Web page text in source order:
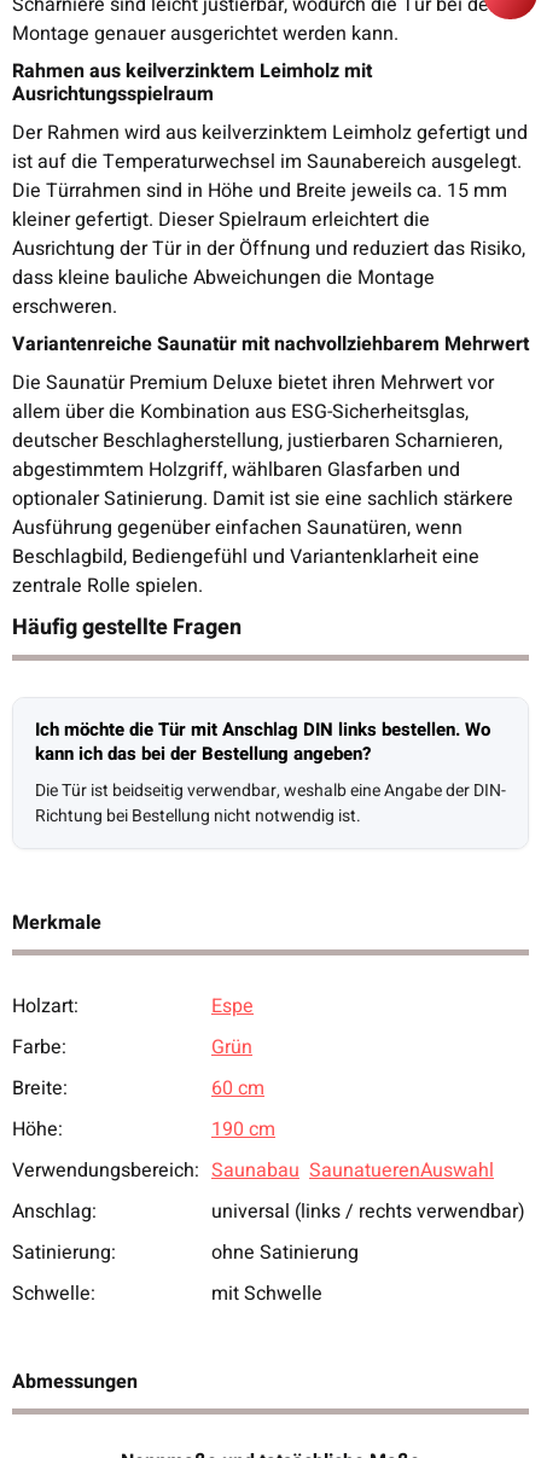
Montage genauer ausgerichtet werden kann.
Rahmen aus keilverzinktem Leimholz mit
Ausrichtungsspielraum
Der Rahmen wird aus keilverzinktem Leimholz gefertigt und
ist auf die Temperaturwechsel im Saunabereich ausgelegt.
Die Türrahmen sind in Höhe und Breite jeweils ca. 15 mm
kleiner gefertigt. Dieser Spielraum erleichtert die
Ausrichtung der Tür in der Öffnung und reduziert das Risiko,
dass kleine bauliche Abweichungen die Montage
erschweren.
Variantenreiche Saunatür mit nachvollziehbarem Mehrwert
Die Saunatür Premium Deluxe bietet ihren Mehrwert vor
allem über die Kombination aus ESG-Sicherheitsglas,
deutscher Beschlagherstellung, justierbaren Scharnieren,
abgestimmtem Holzgriff, wählbaren Glasfarben und
optionaler Satinierung. Damit ist sie eine sachlich stärkere
Ausführung gegenüber einfachen Saunatüren, wenn
Beschlagbild, Bediengefühl und Variantenklarheit eine
zentrale Rolle spielen.
Häufig gestellte Fragen
Ich möchte die Tür mit Anschlag DIN links bestellen. Wo
kann ich das bei der Bestellung angeben?
Die Tür ist beidseitig verwendbar, weshalb eine Angabe der DIN-
Richtung bei Bestellung nicht notwendig ist.
Merkmale
Produkteigenschaft
Wert
Holzart:
Espe
Farbe:
Grün
Breite:
60 cm
Höhe:
190 cm
Verwendungsbereich: Saunabau SaunatuerenAuswahl
Anschlag:
universal (links / rechts verwendbar)
Satinierung:
ohne Satinierung
Schwelle:
mit Schwelle
Abmessungen